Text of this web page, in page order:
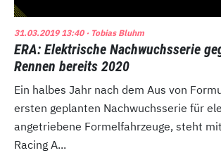
31.03.2019 13:40· Tobias Bluhm
ERA: Elektrische Nachwuchsserie
Rennen bereits 2020
Ein halbes Jahr nach dem Aus von
ersten geplanten Nachwuchsserie für
angetriebene Formelfahrzeuge, steht
Racing A...